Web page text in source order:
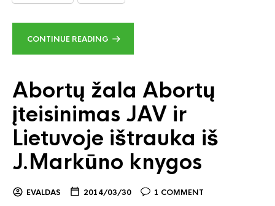
CONTINUE READING
Abortų žala Abortų
įteisinimas JAV ir
Lietuvoje ištrauka iš
J.Markūno knygos
EVALDAS 2014/03/30 1 COMMENT